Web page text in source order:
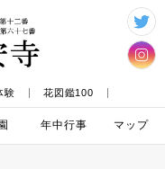
験 花図鑑100
年中行事 マップ